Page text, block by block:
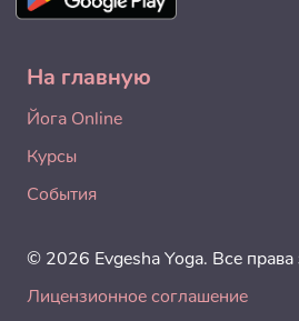
На главную
Йога Online
Курсы
События
© 2026 Evgesha Yoga. Все
Лицензионное соглашение